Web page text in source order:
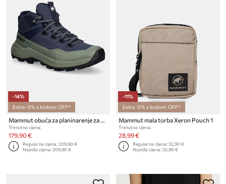
-14%
Extra -5% s kodom: OFF*
Trenutna cijena:
179,90 €
Regularna cijena:209,90 €
Najniža cijena:209,90 €
-11%
Extra -5% s kodom: OFF*
Mammut mala torba Xeron Pouch 1
Trenutna cijena:
28,99 €
Regularna cijena:32,90 €
Najniža cijena:32,90 €